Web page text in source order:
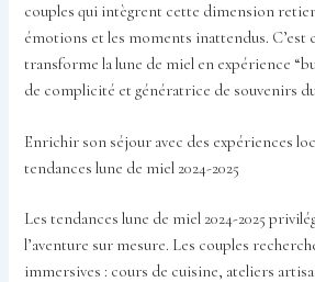
couples qui intègrent cette dimension
émotions et les moments inattendus.
transforme la lune de miel en expérience
de complicité et génératrice de souvenirs
Enrichir son séjour avec des expériences
tendances lune de miel 2024-2025
Les tendances lune de miel 2024-2025
l’aventure sur mesure. Les couples
immersives : cours de cuisine, ateliers